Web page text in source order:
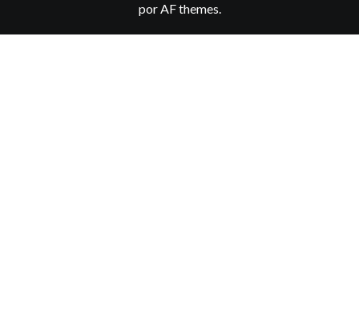
por AF themes.